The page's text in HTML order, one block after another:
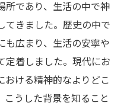
所であり、生活の中で神
てきました。歴史の中で
も広まり、生活の安寧や
定着しました。現代にお
おける精神的なよりどこ
うした背景を知ること